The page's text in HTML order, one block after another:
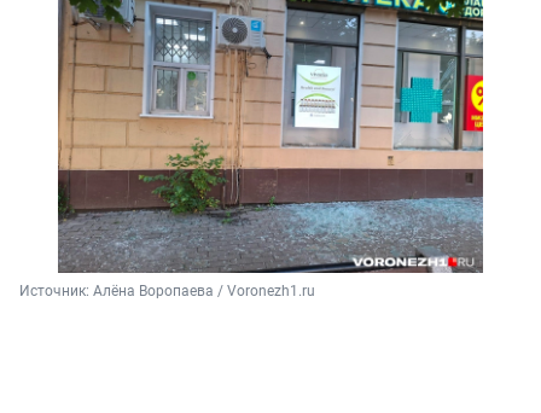
Источник: Алёна Воропаева / Voronezh1.ru